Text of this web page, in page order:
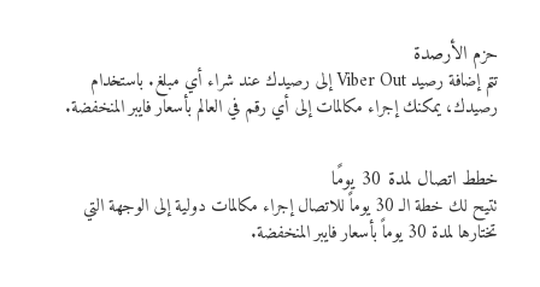
حزم الأرصدة
تتم إضافة رصيد Viber Out إلى رصيدك عند شراء أي مبلغ. باستخدام
رصيدك، يمكنك إجراء مكالمات إلى أي رقم في العالم بأسعار فايبر المنخفضة.
خطط اتصال لمدة 30 يومًا
تتيح لك خطة الـ 30 يوماً للاتصال إجراء مكالمات دولية إلى الوجهة التي
تختارها لمدة 30 يوماً بأسعار فايبر المنخفضة.